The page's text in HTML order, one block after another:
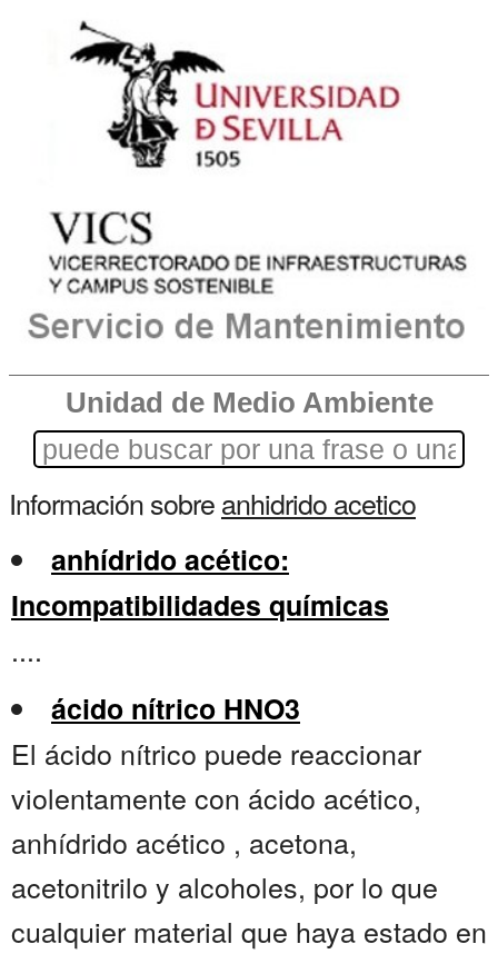
Unidad de Medio Ambiente
Información sobreanhidrido acetico
anhídrido acético:
Incompatibilidades químicas
....
ácido nítrico HNO3
El ácido nítrico puede reaccionar
violentamente con ácido acético,
anhídrido acético , acetona,
acetonitrilo y alcoholes, por lo que
cualquier material que haya estado en